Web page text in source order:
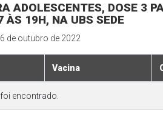
ADOLESCENTES, DOSE 3
ÀS 19H, NA UBS SEDE
6 de outubro de 2022
Vacina
encontrado.